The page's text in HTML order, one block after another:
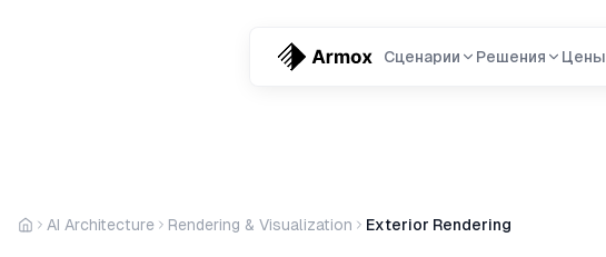
Сценарии Решения Цены
AI Architecture Rendering & Visualization Exterior Rendering